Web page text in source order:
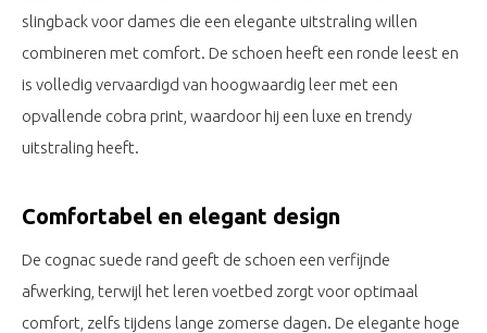
slingback voor dames die een elegante uitstraling willen
combineren met comfort. De schoen heeft een ronde leest en
is volledig vervaardigd van hoogwaardig leer met een
opvallende cobra print, waardoor hij een luxe en trendy
uitstraling heeft.
Comfortabel en elegant design
De cognac suede rand geeft de schoen een verfijnde
afwerking, terwijl het leren voetbed zorgt voor optimaal
comfort, zelfs tijdens lange zomerse dagen. De elegante hoge